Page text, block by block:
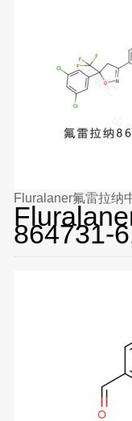
Fluralaner氟雷拉纳
864731-